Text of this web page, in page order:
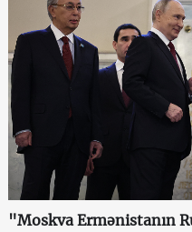
"Moskva Ermənistanın